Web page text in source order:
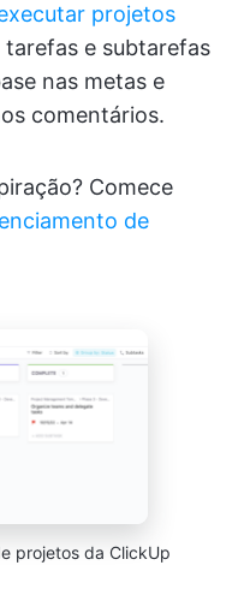
projetos
e subtarefas
nas metas e
comentários.
Comece
de
projetos da ClickUp